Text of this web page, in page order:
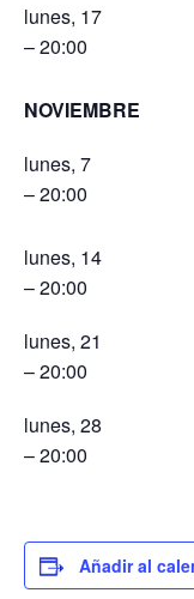
lunes, 17
– 20:00
NOVIEMBRE
lunes, 7
– 20:00
lunes, 14
– 20:00
lunes, 21
– 20:00
lunes, 28
– 20:00
Añadir al